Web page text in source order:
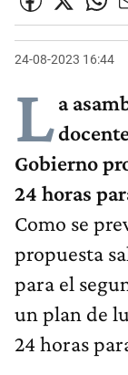
24-08-2023 16:44
La
Gobierno
24 horas
Como se
propuesta
para el
un plan de
24 horas